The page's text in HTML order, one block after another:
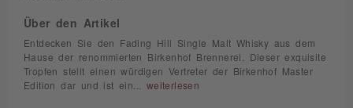
Über den Artikel
Entdecken Sie den Fading Hill Single Malt Whisky aus dem
Hause der renommierten Birkenhof Brennerei. Dieser exquisite
Tropfen stellt einen würdigen Vertreter der Birkenhof Master
Edition dar und ist ein... weiterlesen